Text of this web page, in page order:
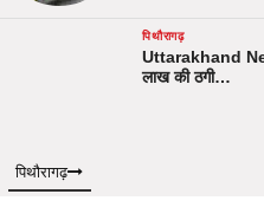
पिथौरागढ़
Uttarakhand
लाख की ठगी…
पिथौरागढ़